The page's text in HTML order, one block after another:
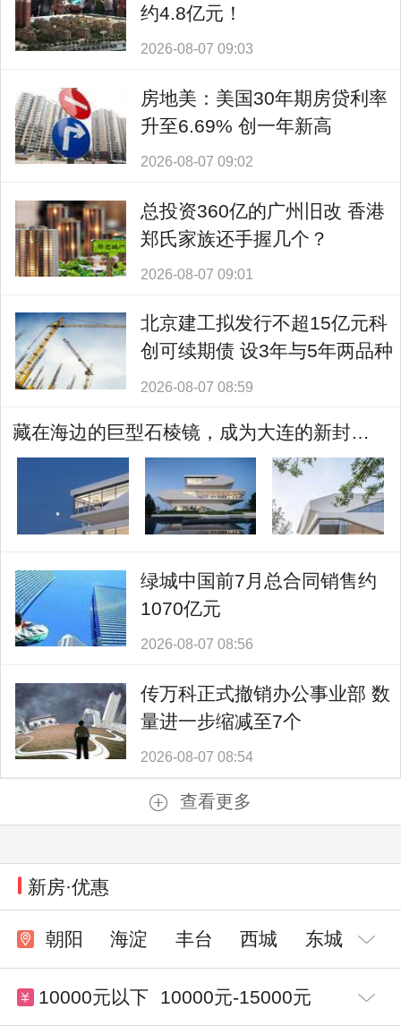
约4.8亿元！
2026-08-07 09:03
房地美：美国30年期房贷利率
升至6.69% 创一年新高
2026-08-07 09:02
总投资360亿的广州旧改 香港
郑氏家族还手握几个？
2026-08-07 09:01
北京建工拟发行不超15亿元科
创可续期债 设3年与5年两品种
2026-08-07 08:59
藏在海边的巨型石棱镜，成为大连的新封面！
绿城中国前7月总合同销售约
1070亿元
2026-08-07 08:56
传万科正式撤销办公事业部 数
量进一步缩减至7个
2026-08-07 08:54
查看更多
新房·优惠
朝阳 海淀 丰台 西城 东城
10000元以下 10000元-15000元